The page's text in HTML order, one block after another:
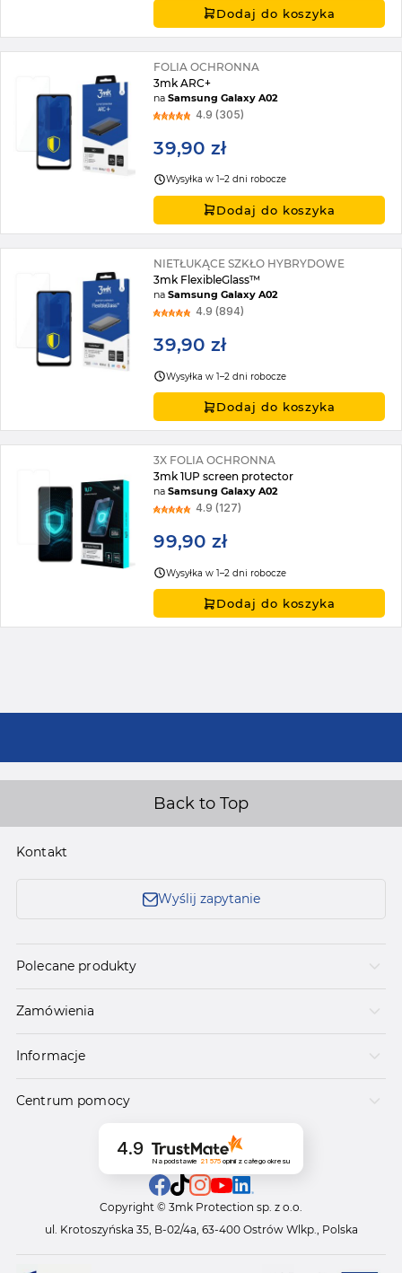
Dodaj do koszyka
FOLIA OCHRONNA
3mk ARC+
naSamsung Galaxy A02
4.9 (305)
39,90 zł
Wysyłka w 1–2 dni robocze
Dodaj do koszyka
NIETŁUKĄCE SZKŁO HYBRYDOWE
3mk FlexibleGlass™
naSamsung Galaxy A02
4.9 (894)
39,90 zł
Wysyłka w 1–2 dni robocze
Dodaj do koszyka
3X FOLIA OCHRONNA
3mk 1UP screen protector
naSamsung Galaxy A02
4.9 (127)
99,90 zł
Wysyłka w 1–2 dni robocze
Dodaj do koszyka
Back to Top
Kontakt
Wyślij zapytanie
Polecane produkty
Zamówienia
Informacje
Centrum pomocy
4.9
Na podstawie 21 575opinii z całego okresu
Copyright © 3mk Protection sp. z o.o.
ul. Krotoszyńska 35, B-02/4a, 63-400 Ostrów Wlkp., Polska